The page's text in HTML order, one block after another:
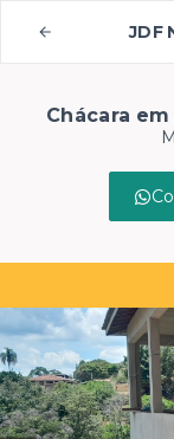
JDF
Chácara